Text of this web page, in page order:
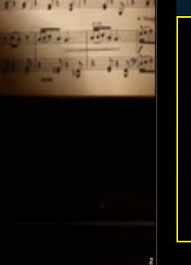
lub zaakceptować
swoich ustawień.
strony internetowej
usług.
w celu m.in.